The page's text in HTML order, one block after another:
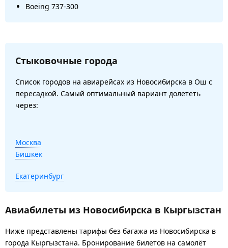
Boeing 737-300
Стыковочные города
Список городов на авиарейсах из Новосибирска в Ош с
пересадкой. Самый оптимальный вариант долететь
через:
Москва
Бишкек
Екатеринбург
Авиабилеты из Новосибирска в Кыргызстан
Ниже представлены тарифы без багажа из Новосибирска в
города Кыргызстана. Бронирование билетов на самолёт